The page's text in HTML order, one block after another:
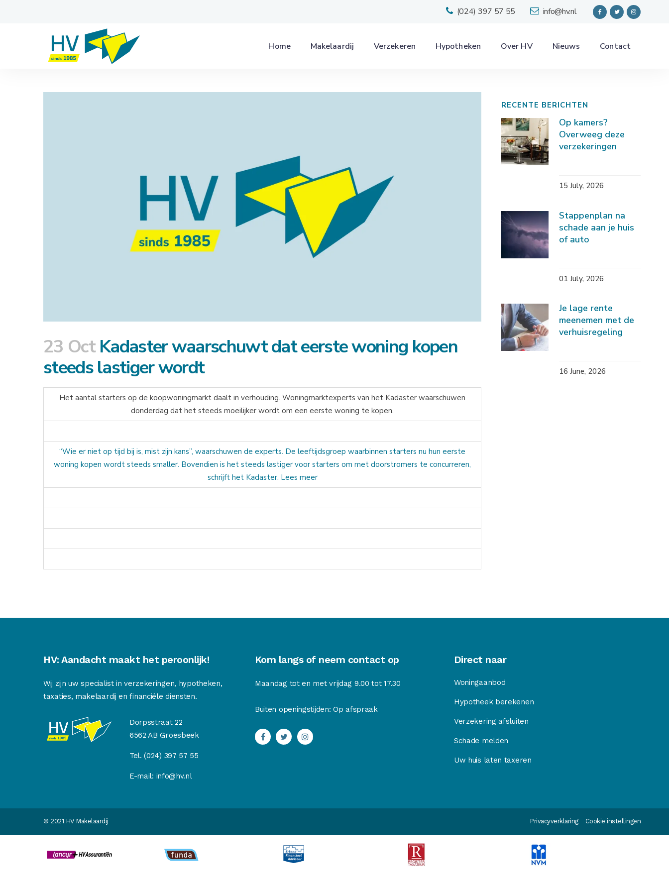
(024) 397 57 55 info@hv.nl
Home Makelaardij Verzekeren Hypotheken Over HV Nieuws Contact
23 OctKadaster waarschuwt dat eerste woning kopen
steeds lastiger wordt
Het aantal starters op de koopwoningmarkt daalt in verhouding. Woningmarktexperts van het Kadaster waarschuwen
donderdag dat het steeds moeilijker wordt om een eerste woning te kopen.
“Wie er niet op tijd bij is, mist zijn kans”, waarschuwen de experts. De leeftijdsgroep waarbinnen starters nu hun eerste
woning kopen wordt steeds smaller. Bovendien is het steeds lastiger voor starters om met doorstromers te concurreren,
schrijft het Kadaster. Lees meer
RECENTE BERICHTEN
Op kamers?
Overweeg deze
verzekeringen
15 July, 2026
Stappenplan na
schade aan je huis
of auto
01 July, 2026
Je lage rente
meenemen met de
verhuisregeling
16 June, 2026
HV: Aandacht maakt het peroonlijk!
Wij zijn uw specialist in verzekeringen, hypotheken,
taxaties, makelaardij en financiële diensten.
Dorpsstraat 22
6562 AB Groesbeek
Tel.(024) 397 57 55
E-mail: info@hv.nl
Kom langs of neem contact op
Maandag tot en met vrijdag 9.00 tot 17.30
Buiten openingstijden: Op afspraak
Direct naar
Woningaanbod
Hypotheek berekenen
Verzekering afsluiten
Schade melden
Uw huis laten taxeren
© 2021 HV Makelaardij Privacyverklaring Cookie instellingen